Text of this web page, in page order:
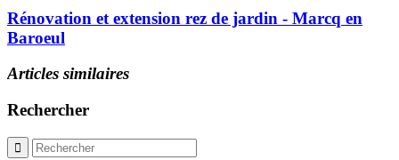
Rénovation et extension rez de jardin - Marcq en
Baroeul
Articles similaires
Rechercher